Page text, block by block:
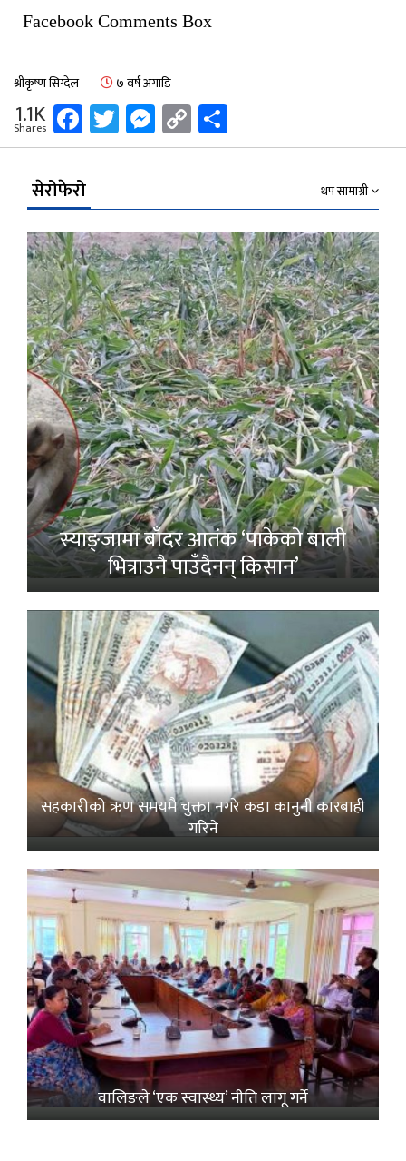
Facebook Comments Box
श्रीकृष्ण सिग्देल ७ वर्ष अगाडि
1.1K
Shares Facebook
Twitter
Messenger
Copy
Link
सेरोफेरो थप सामाग्री
स्याङ्जामा बाँदर आतंक ‘पाकेको बाली
भित्राउनै पाउँदैनन् किसान’
सहकारीको ऋण समयमै चुक्ता नगरे कडा कानुनी कारबाही
गरिने
वालिङले ‘एक स्वास्थ्य’ नीति लागू गर्ने